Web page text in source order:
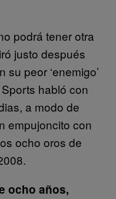
podrá tener otra
justo después
peor ‘enemigo’
habló con
a modo de
empujoncito con
ocho oros de
ocho años,